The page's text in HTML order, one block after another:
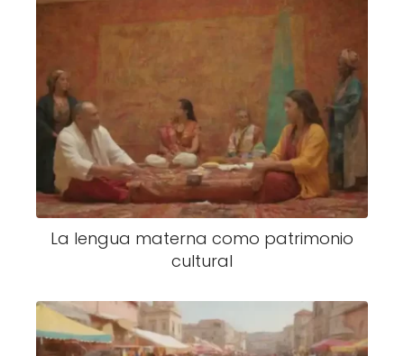
La lengua materna como patrimonio
cultural